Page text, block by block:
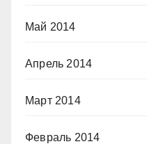
Май 2014
Апрель 2014
Март 2014
Февраль 2014